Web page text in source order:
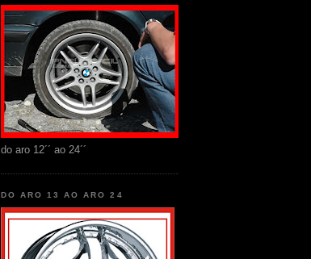
do aro 12´´ ao 24´´
DO ARO 13 AO ARO 24